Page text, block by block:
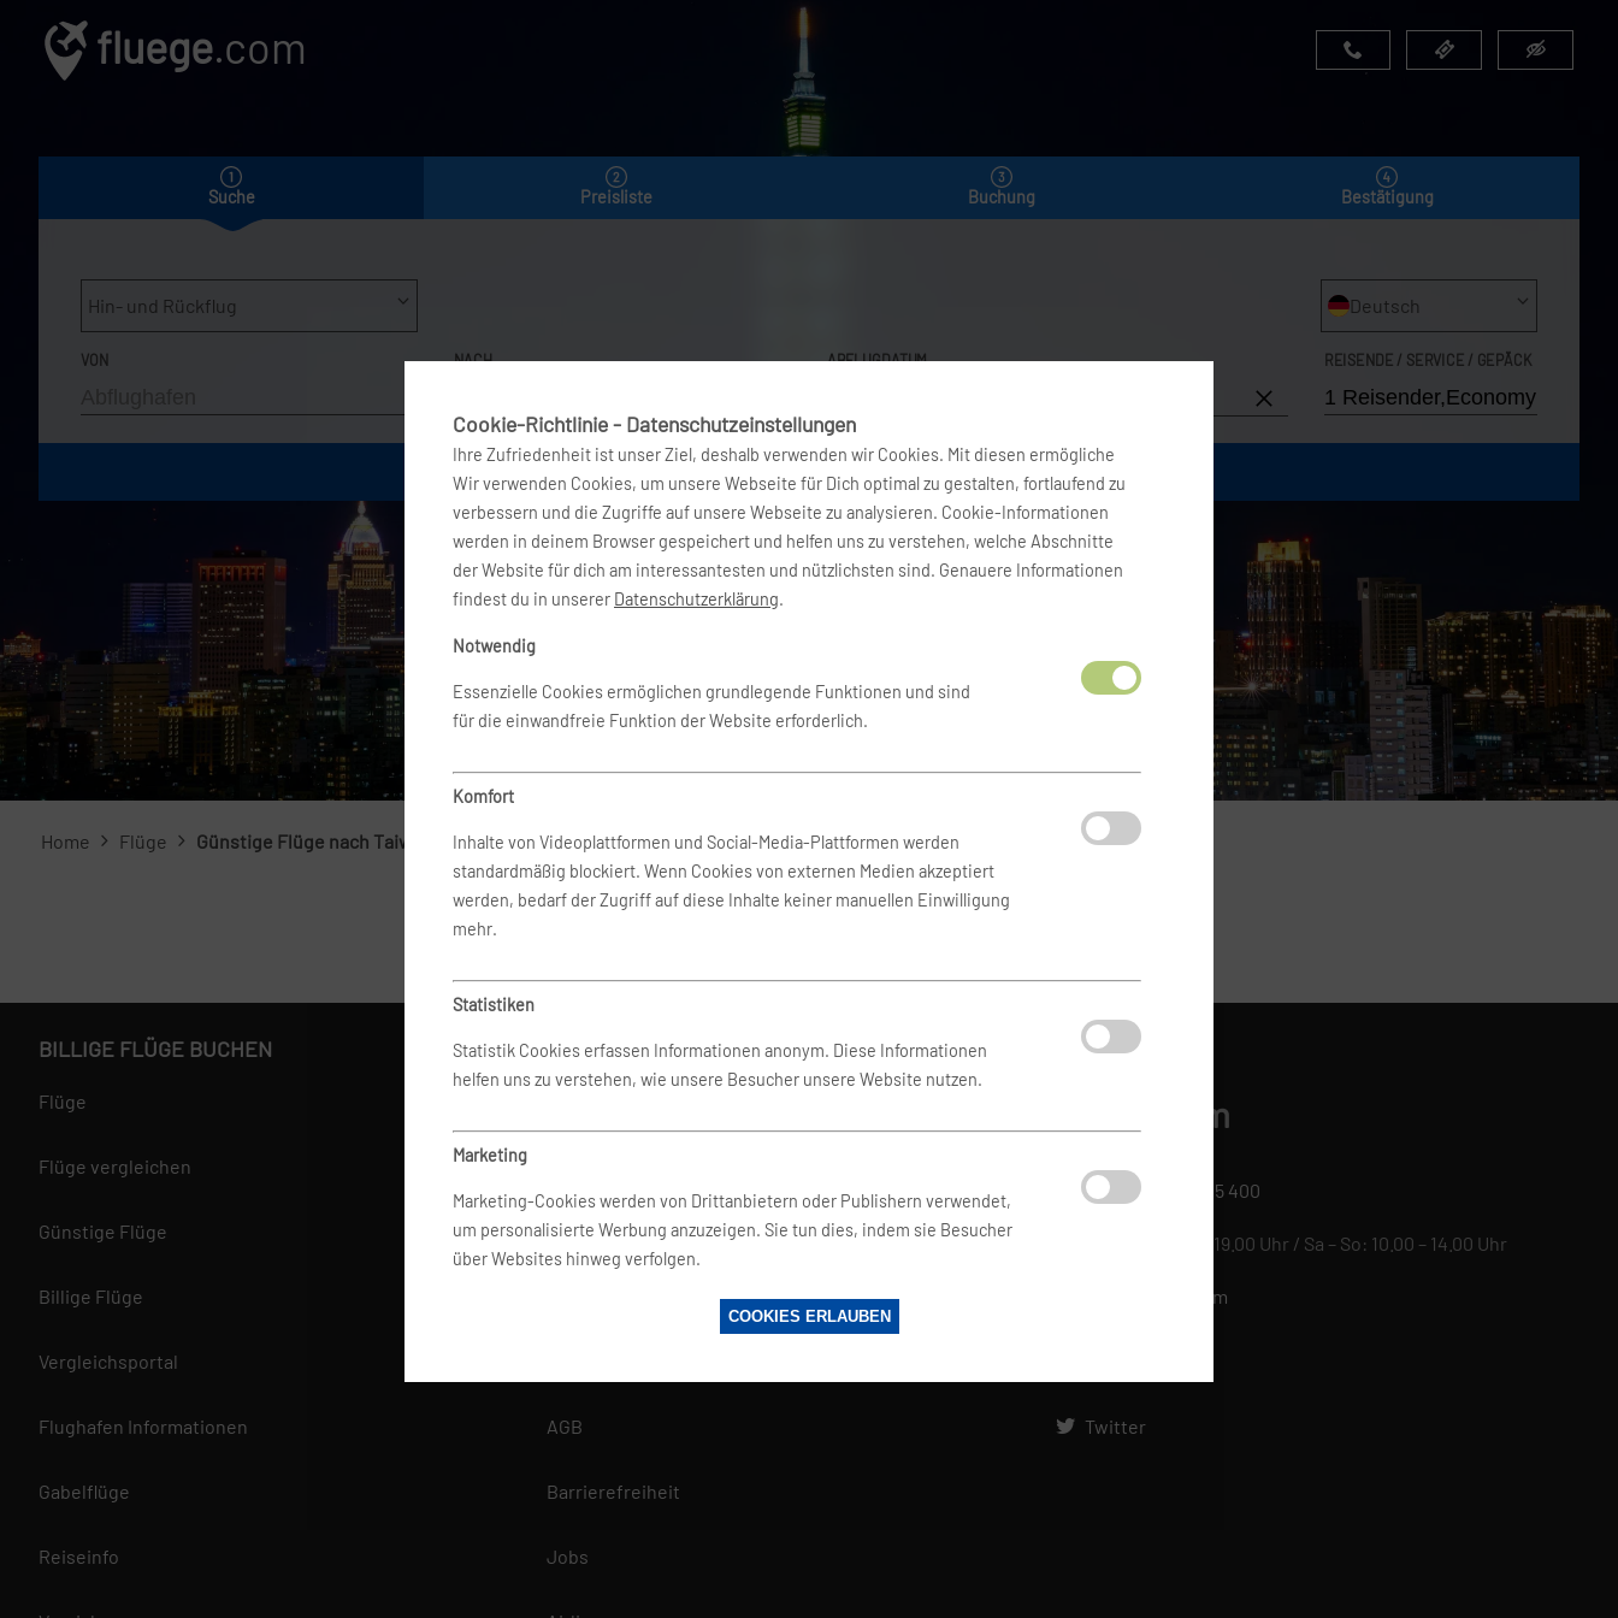
fluege.com
Suche Preisliste Buchung Bestätigung
Hin- und Rückflug Deutsch
VON NACH ABFLUGDATUM REISENDE / SERVICE / GEPÄCK
Home Flüge Günstige Flüge nach Taiwan buchen
Cookie-Richtlinie - Datenschutzeinstellungen
Ihre Zufriedenheit ist unser Ziel, deshalb verwenden wir Cookies. Mit diesen ermögliche
Wir verwenden Cookies, um unsere Webseite für Dich optimal zu gestalten, fortlaufend zu
verbessern und die Zugriffe auf unsere Webseite zu analysieren. Cookie-Informationen
werden in deinem Browser gespeichert und helfen uns zu verstehen, welche Abschnitte
der Website für dich am interessantesten und nützlichsten sind. Genauere Informationen
findest du in unserer Datenschutzerklärung.
Notwendig
Essenzielle Cookies ermöglichen grundlegende Funktionen und sind
für die einwandfreie Funktion der Website erforderlich.
Komfort
Inhalte von Videoplattformen und Social-Media-Plattformen werden
standardmäßig blockiert. Wenn Cookies von externen Medien akzeptiert
werden, bedarf der Zugriff auf diese Inhalte keiner manuellen Einwilligung
mehr.
Statistiken
Statistik Cookies erfassen Informationen anonym. Diese Informationen
helfen uns zu verstehen, wie unsere Besucher unsere Website nutzen.
Marketing
Marketing-Cookies werden von Drittanbietern oder Publishern verwendet,
um personalisierte Werbung anzuzeigen. Sie tun dies, indem sie Besucher
über Websites hinweg verfolgen.
zu schützen. Deshalb wenden wir äußerste Sorgfalt und Modernste Sicherheitsstandards
COOKIES ERLAUBEN
BILLIGE FLÜGE BUCHEN
Flüge
Flüge vergleichen
Günstige Flüge
Billige Flüge
Vergleichsportal
Flughafen Informationen
Gabelflüge
Reiseinfo
SERVICE
Reisewelt
AGB
Barrierefreiheit
Jobs
KONTAKT
fluege.com
+49 (0) 6109 / 505 400
Mo – Fr: 09.00 – 19.00 Uhr / Sa – So: 10.00 – 14.00 Uhr
info@fluege.com
Twitter